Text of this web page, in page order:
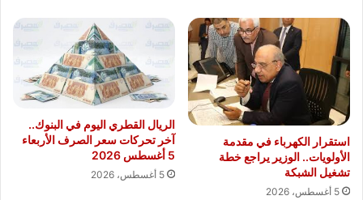
استقرار الكهرباء في مقدمة
الأولويات.. الوزير يراجع خطة
تشغيل الشبكة
5 أغسطس، 2026
الريال القطري اليوم في البنوك..
آخر تحركات سعر الصرف الأربعاء
5 أغسطس 2026
5 أغسطس، 2026